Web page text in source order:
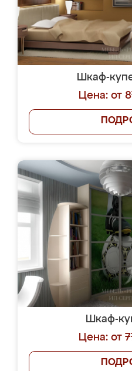
Шкаф-
Цена: от
Шкаф-
Цена: от